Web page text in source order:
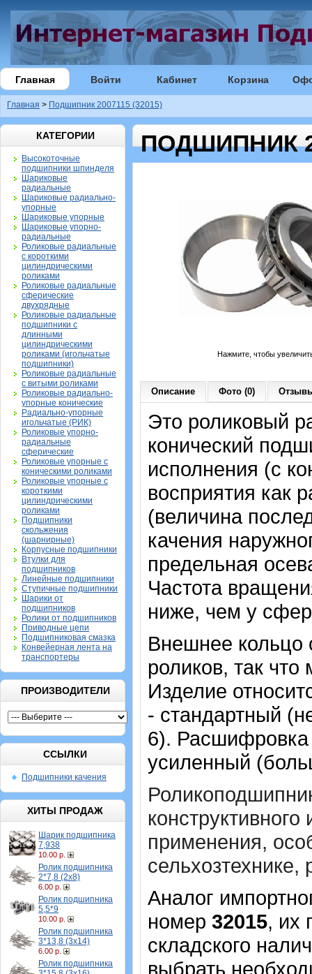
Главная Войти Кабинет Корзина
Главная > Подшипник 2007115 (32015)
КАТЕГОРИИ
Высокоточные
подшипники шпинделя
Шариковые
радиальные
Шариковые радиально-
упорные
Шариковые упорные
Шариковые упорно-
радиальные
Роликовые радиальные
с короткими
цилиндрическими
роликами
Роликовые радиальные
сферические
двухрядные
Роликовые радиальные
подшипники с
длинными
цилиндрическими
роликами (игольчатые
подшипники)
Роликовые радиальные
с витыми роликами
Роликовые радиально-
упорные конические
Радиально-упорные
игольчатые (РИК)
Роликовые упорно-
радиальные
сферические
Роликовые упорные с
коническими роликами
Роликовые упорные с
короткими
цилиндрическими
роликами
Подшипники
скольжения
(шарнирные)
Корпусные подшипники
Втулки для
подшипников
Линейные подшипники
Ступичные подшипники
Шарики от
подшипников
Ролики от подшипников
Приводные цепи
Подшипниковая смазка
Конвейерная лента на
транспортеры
ПРОИЗВОДИТЕЛИ
ССЫЛКИ
Подшипники качения
ХИТЫ ПРОДАЖ
Шарик подшипника
7,938
10.00 р.
Ролик подшипника
2*7,8 (2х8)
6.00 р.
Ролик подшипника
5,5*9
10.00 р.
Ролик подшипника
3*13,8 (3х14)
6.00 р.
Ролик подшипника
ПОДШИПНИК
Нажмите, чтобы
Описание Фото (0)
Это роликовый
конический
исполнения (с
восприятия как
(величина
качения
предельная
Частота
ниже, чем у
Внешнее кольцо
роликов, так
Изделие
- стандартный
6). Расшифровка
усиленный
применения,
сельхозтехнике,
Аналог
номер 32015, их
складского
выбрать